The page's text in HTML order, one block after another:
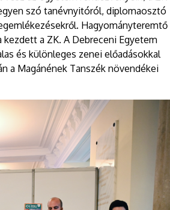
szó tanévnyitóról, diplomaosztó
Hagyományteremtő
a ZK. A Debreceni Egyetem
és különleges zenei előadásokkal
a Magánének Tanszék növendékei